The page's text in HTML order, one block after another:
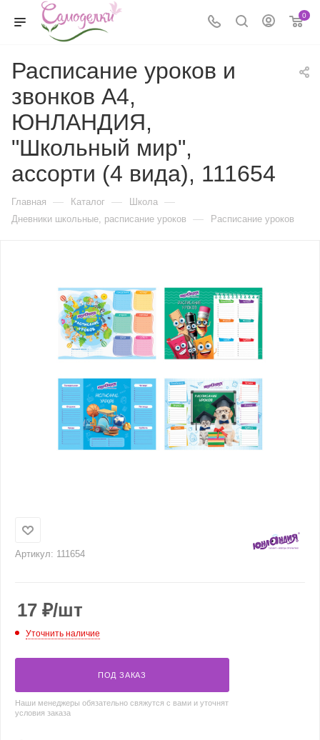
0
Расписание уроков и
звонков А4,
ЮНЛАНДИЯ,
"Школьный мир",
ассорти (4 вида), 111654
Главная — Каталог — Школа —
Дневники школьные, расписание уроков — Расписание уроков
Артикул: 111654
17 ₽/шт
Уточнить наличие
ПОД ЗАКАЗ
Наши менеджеры обязательно свяжутся с вами и уточнят
условия заказа